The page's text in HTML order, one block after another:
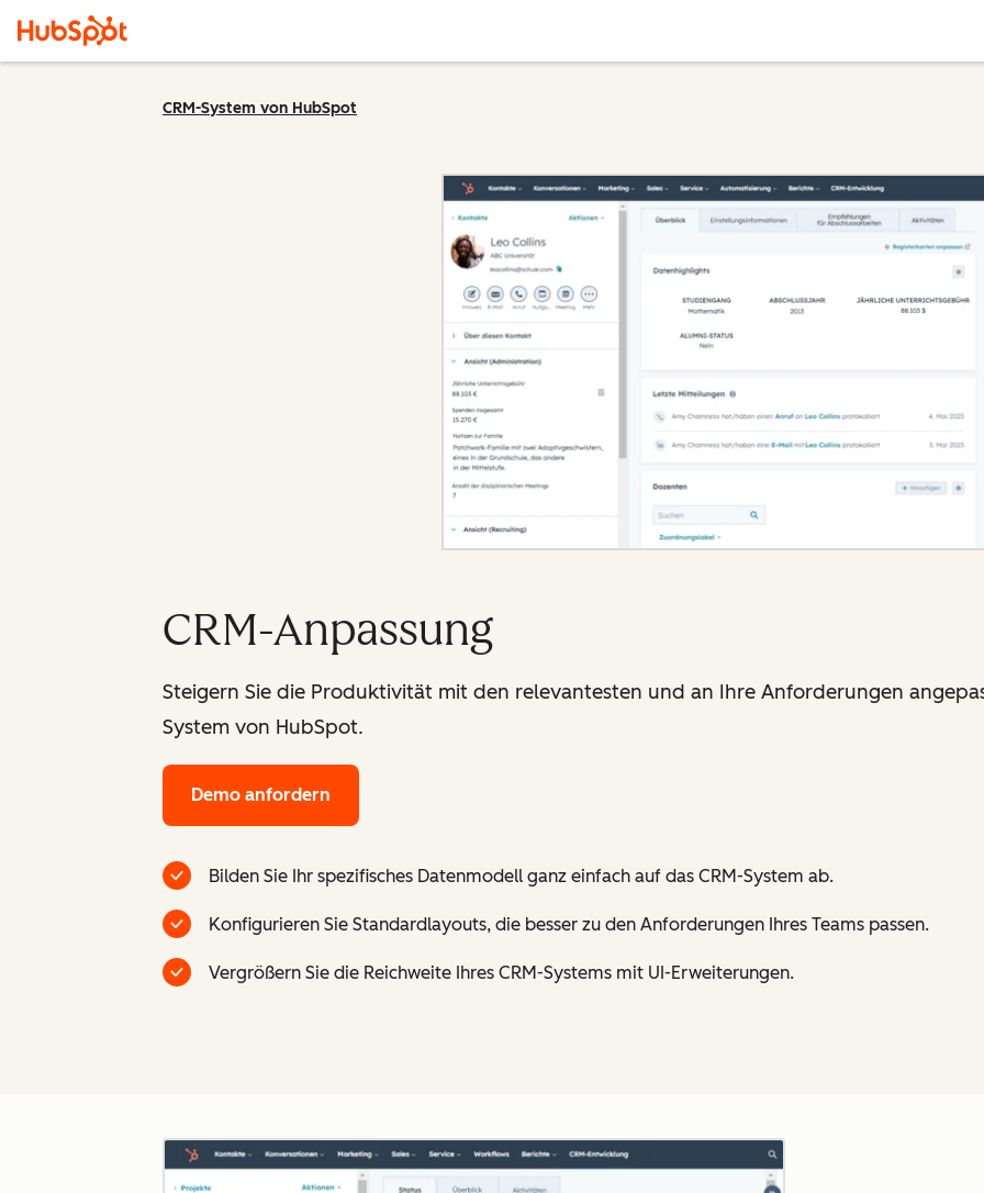
CRM-System von HubSpot
CRM-Anpassung
Steigern Sie die Produktivität mit den relevantesten und an Ihre Anforderungen
System von HubSpot.
Demo anfordern
Bilden Sie Ihr spezifisches Datenmodell ganz einfach auf das CRM-System ab.
Konfigurieren Sie Standardlayouts, die besser zu den Anforderungen Ihres Teams passen.
Vergrößern Sie die Reichweite Ihres CRM-Systems mit UI-Erweiterungen.